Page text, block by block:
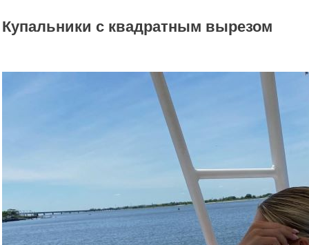
Купальники с квадратным вырезом